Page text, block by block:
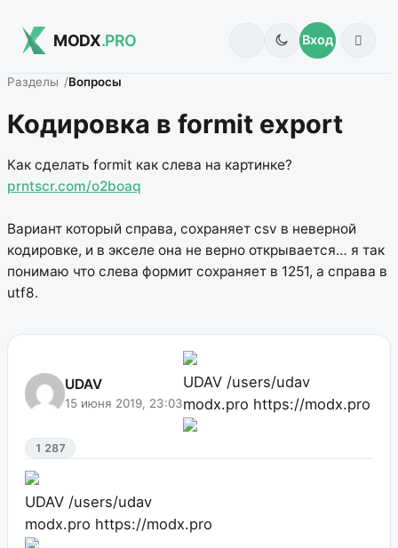
MODX.PRO Вход
Разделы Вопросы
Кодировка в formit export
Как сделать formit как слева на картинке?
prntscr.com/o2boaq
Вариант который справа, сохраняет csv в неверной
кодировке, и в экселе она не верно открывается… я так
понимаю что слева формит сохраняет в 1251, а справа в
utf8.
UDAV
15 июня 2019, 23:03
UDAV /users/udav
modx.pro https://modx.pro
1 287
UDAV /users/udav
modx.pro https://modx.pro